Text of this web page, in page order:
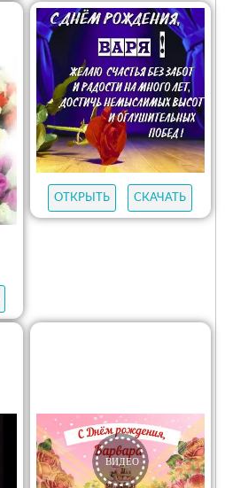
ОТКРЫТЬ СКАЧАТЬ